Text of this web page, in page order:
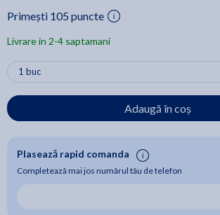
Primești 105 puncte
Livrare in 2-4 saptamani
Adaugă în coș
Plasează rapid comanda
Completează mai jos numărul tău de telefon